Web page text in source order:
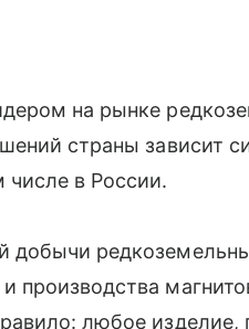
на рынке
страны зависит
числе в России.
добычи
производства
любое изделие,